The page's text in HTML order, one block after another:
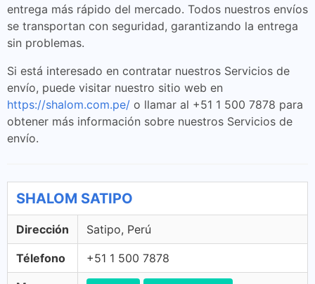
entrega más rápido del mercado. Todos nuestros envíos
se transportan con seguridad, garantizando la entrega
sin problemas.
Si está interesado en contratar nuestros Servicios de
envío, puede visitar nuestro sitio web en
https://shalom.com.pe/ o llamar al +51 1 500 7878 para
obtener más información sobre nuestros Servicios de
envío.
SHALOM SATIPO
Dirección Satipo, Perú
Télefono +51 1 500 7878